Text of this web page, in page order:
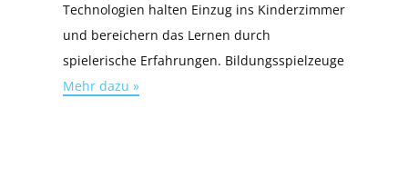
Technologien halten Einzug ins Kinderzimmer
und bereichern das Lernen durch
spielerische Erfahrungen. Bildungsspielzeuge
Mehr dazu »